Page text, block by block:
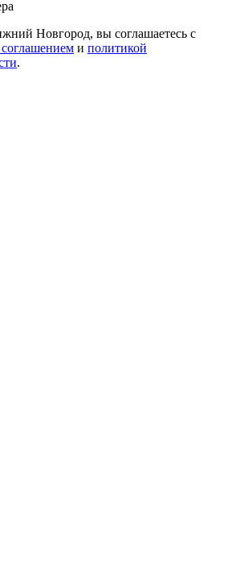
Новгород, вы соглашаетесь с
соглашением и политикой
.